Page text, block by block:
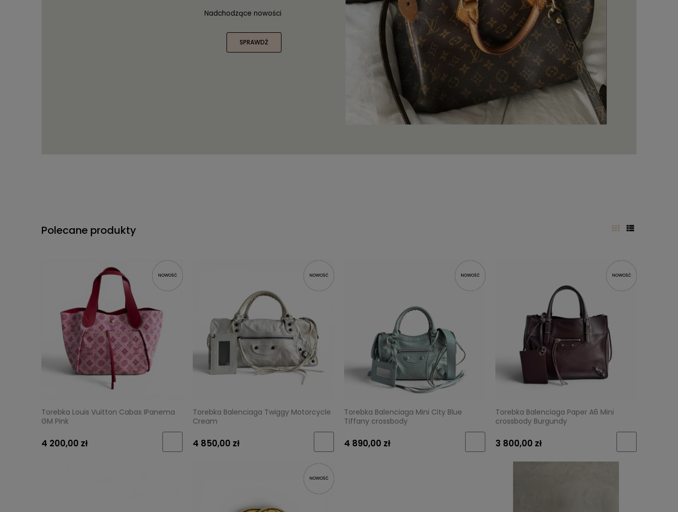
Nadchodzące nowości
SPRAWDŹ
Polecane produkty
Torebka Louis Vuitton Cabas IPanema
GM Pink
4 200,00 zł
NOWOŚĆ
Torebka Balenciaga Twiggy Motorcycle
Cream
4 850,00 zł
NOWOŚĆ
Torebka Balenciaga Mini City Blue
Tiffany crossbody
4 890,00 zł
NOWOŚĆ
Torebka Balenciaga Paper A6 Mini
crossbody Burgundy
3 800,00 zł
NOWOŚĆ
NOWOŚĆ